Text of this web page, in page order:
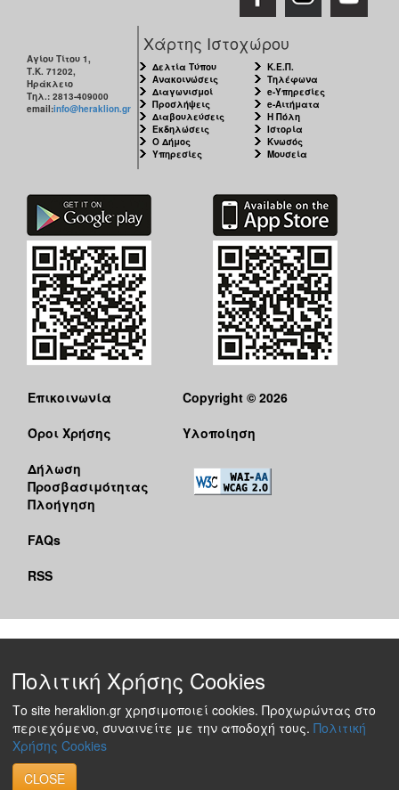
Αγίου Τίτου 1,
Τ.Κ. 71202,
Ηράκλειο
Τηλ.: 2813-409000
email:info@heraklion.gr
Χάρτης Ιστοχώρου
Δελτία Τύπου
Ανακοινώσεις
Διαγωνισμοί
Προσλήψεις
Διαβουλεύσεις
Εκδηλώσεις
Ο Δήμος
Υπηρεσίες
Κ.Ε.Π.
Τηλέφωνα
e-Υπηρεσίες
e-Αιτήματα
Η Πόλη
Ιστορία
Κνωσός
Μουσεία
Επικοινωνία
Όροι Χρήσης
Δήλωση
Προσβασιμότητας
Πλοήγηση
FAQs
RSS
Copyright © 2026
Υλοποίηση
Πολιτική Χρήσης Cookies
Το site heraklion.gr χρησιμοποιεί cookies. Προχωρώντας στο
περιεχόμενο, συναινείτε με την αποδοχή τους. Πολιτική
Χρήσης Cookies
CLOSE